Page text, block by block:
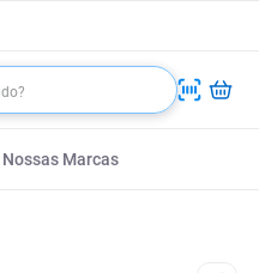
Nossas Marcas